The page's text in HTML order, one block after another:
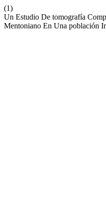
(1)
Un Estudio De tomografía
Mentoniano En Una población